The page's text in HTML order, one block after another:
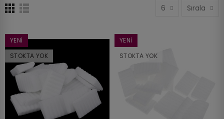
6 Sırala
YENI
STOKTA YOK
YENI
STOKTA YOK